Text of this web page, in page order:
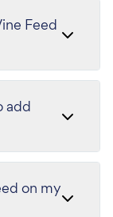
Feed
add
on my